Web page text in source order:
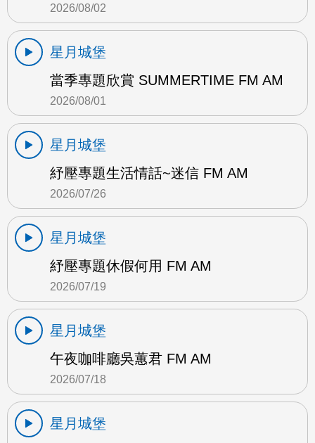
2026/08/02
星月城堡
當季專題欣賞 SUMMERTIME FM AM
2026/08/01
星月城堡
紓壓專題生活情話~迷信 FM AM
2026/07/26
星月城堡
紓壓專題休假何用 FM AM
2026/07/19
星月城堡
午夜咖啡廳吳蕙君 FM AM
2026/07/18
星月城堡